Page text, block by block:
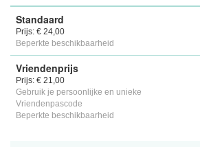
Standaard
Prijs: € 24,00
Beperkte beschikbaarheid
Vriendenprijs
Prijs: € 21,00
Gebruik je persoonlijke en unieke
Vriendenpascode
Beperkte beschikbaarheid